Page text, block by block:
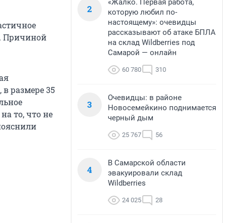
Причиной
в размере 35
то, что не
2
«Жалко. Первая работа,
которую любил по-
настоящему»: очевидцы
рассказывают об атаке БПЛА
на склад Wildberries под
Самарой — онлайн
60 780 310
3
Очевидцы: в районе
Новосемейкино поднимается
черный дым
25 767 56
4
В Самарской области
эвакуировали склад
Wildberries
24 025 28